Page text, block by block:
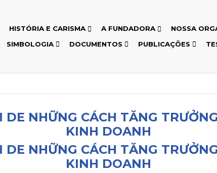
HISTÓRIA E CARISMA A FUNDADORA NOSSA
SIMBOLOGIA DOCUMENTOS PUBLICAÇÕES
NHỮNG CÁCH TĂNG
KINH DOANH
NHỮNG CÁCH TĂNG
KINH DOANH